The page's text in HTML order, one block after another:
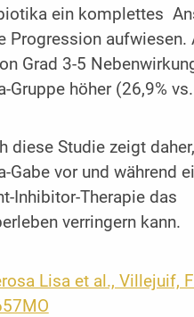
ein komplettes
Progression aufwiesen.
Grad 3-5
Gruppe höher (26,9%
diese Studie zeigt
Gabe vor und während
Inhibitor-Therapie das
verringern kann.
Lisa et al., Villejuif,